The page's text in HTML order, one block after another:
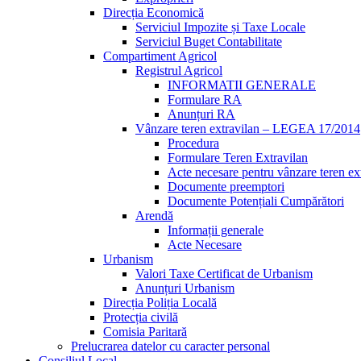
Direcția Economică
Serviciul Impozite și Taxe Locale
Serviciul Buget Contabilitate
Compartiment Agricol
Registrul Agricol
INFORMATII GENERALE
Formulare RA
Anunțuri RA
Vânzare teren extravilan – LEGEA 17/2014
Procedura
Formulare Teren Extravilan
Acte necesare pentru vânzare teren
Documente preemptori
Documente Potențiali Cumpărători
Arendă
Informații generale
Acte Necesare
Urbanism
Valori Taxe Certificat de Urbanism
Anunțuri Urbanism
Direcția Poliția Locală
Protecția civilă
Comisia Paritară
Prelucrarea datelor cu caracter personal